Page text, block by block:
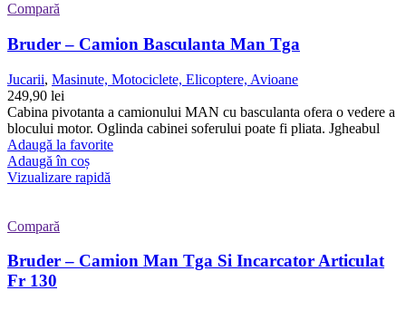
Compară
Bruder – Camion Basculanta Man Tga
Jucarii, Masinute, Motociclete, Elicoptere, Avioane
249,90 lei
Cabina pivotanta a camionului MAN cu basculanta ofera o vedere a
blocului motor. Oglinda cabinei soferului poate fi pliata. Jgheabul
Adaugă la favorite
Adaugă în coș
Vizualizare rapidă
Compară
Bruder – Camion Man Tga Si Incarcator Articulat
Fr 130